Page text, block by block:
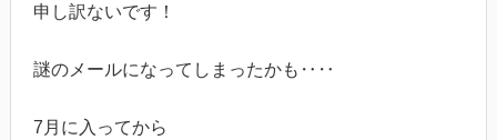
申し訳ないです！
謎のメールになってしまったかも‥‥
7月に入ってから